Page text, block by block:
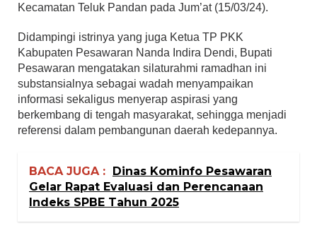
Kecamatan Teluk Pandan pada Jum’at (15/03/24).
Didampingi istrinya yang juga Ketua TP PKK
Kabupaten Pesawaran Nanda Indira Dendi, Bupati
Pesawaran mengatakan silaturahmi ramadhan ini
substansialnya sebagai wadah menyampaikan
informasi sekaligus menyerap aspirasi yang
berkembang di tengah masyarakat, sehingga menjadi
referensi dalam pembangunan daerah kedepannya.
BACA JUGA : Dinas Kominfo Pesawaran
Gelar Rapat Evaluasi dan Perencanaan
Indeks SPBE Tahun 2025